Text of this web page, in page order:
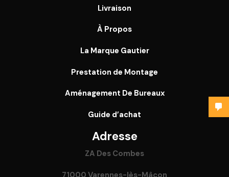
Livraison
À Propos
La Marque Gautier
Prestation de Montage
Aménagement De Bureaux
Guide d’achat
Adresse
ZA Des Combes